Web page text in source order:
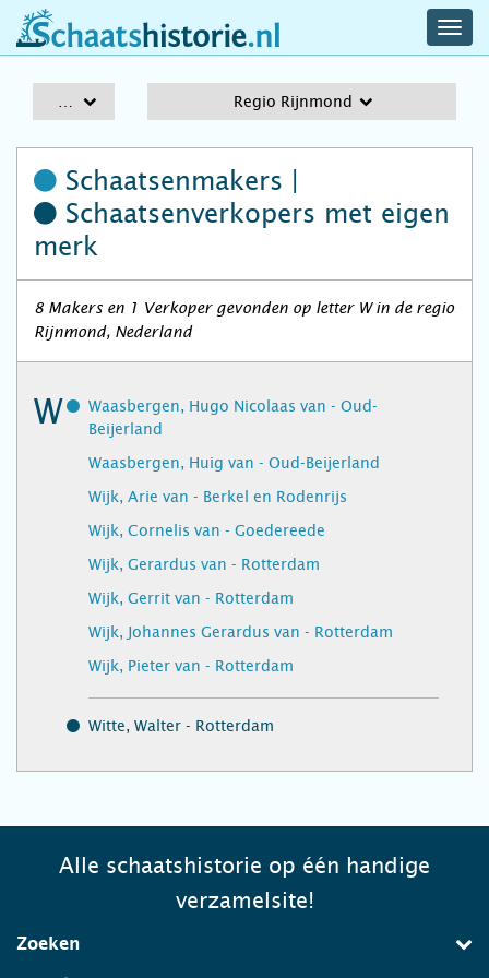
schaatshistorie.nl
Regio Rijnmond
Schaatsenmakers |
Schaatsenverkopers met eigen
merk
8 Makers en 1 Verkoper gevonden op letter W in de regio
Rijnmond, Nederland
W
Waasbergen, Hugo Nicolaas van - Oud-
Beijerland
Waasbergen, Huig van - Oud-Beijerland
Wijk, Arie van - Berkel en Rodenrijs
Wijk, Cornelis van - Goedereede
Wijk, Gerardus van - Rotterdam
Wijk, Gerrit van - Rotterdam
Wijk, Johannes Gerardus van - Rotterdam
Wijk, Pieter van - Rotterdam
Witte, Walter - Rotterdam
Alle schaatshistorie op één handige
verzamelsite!
Zoeken